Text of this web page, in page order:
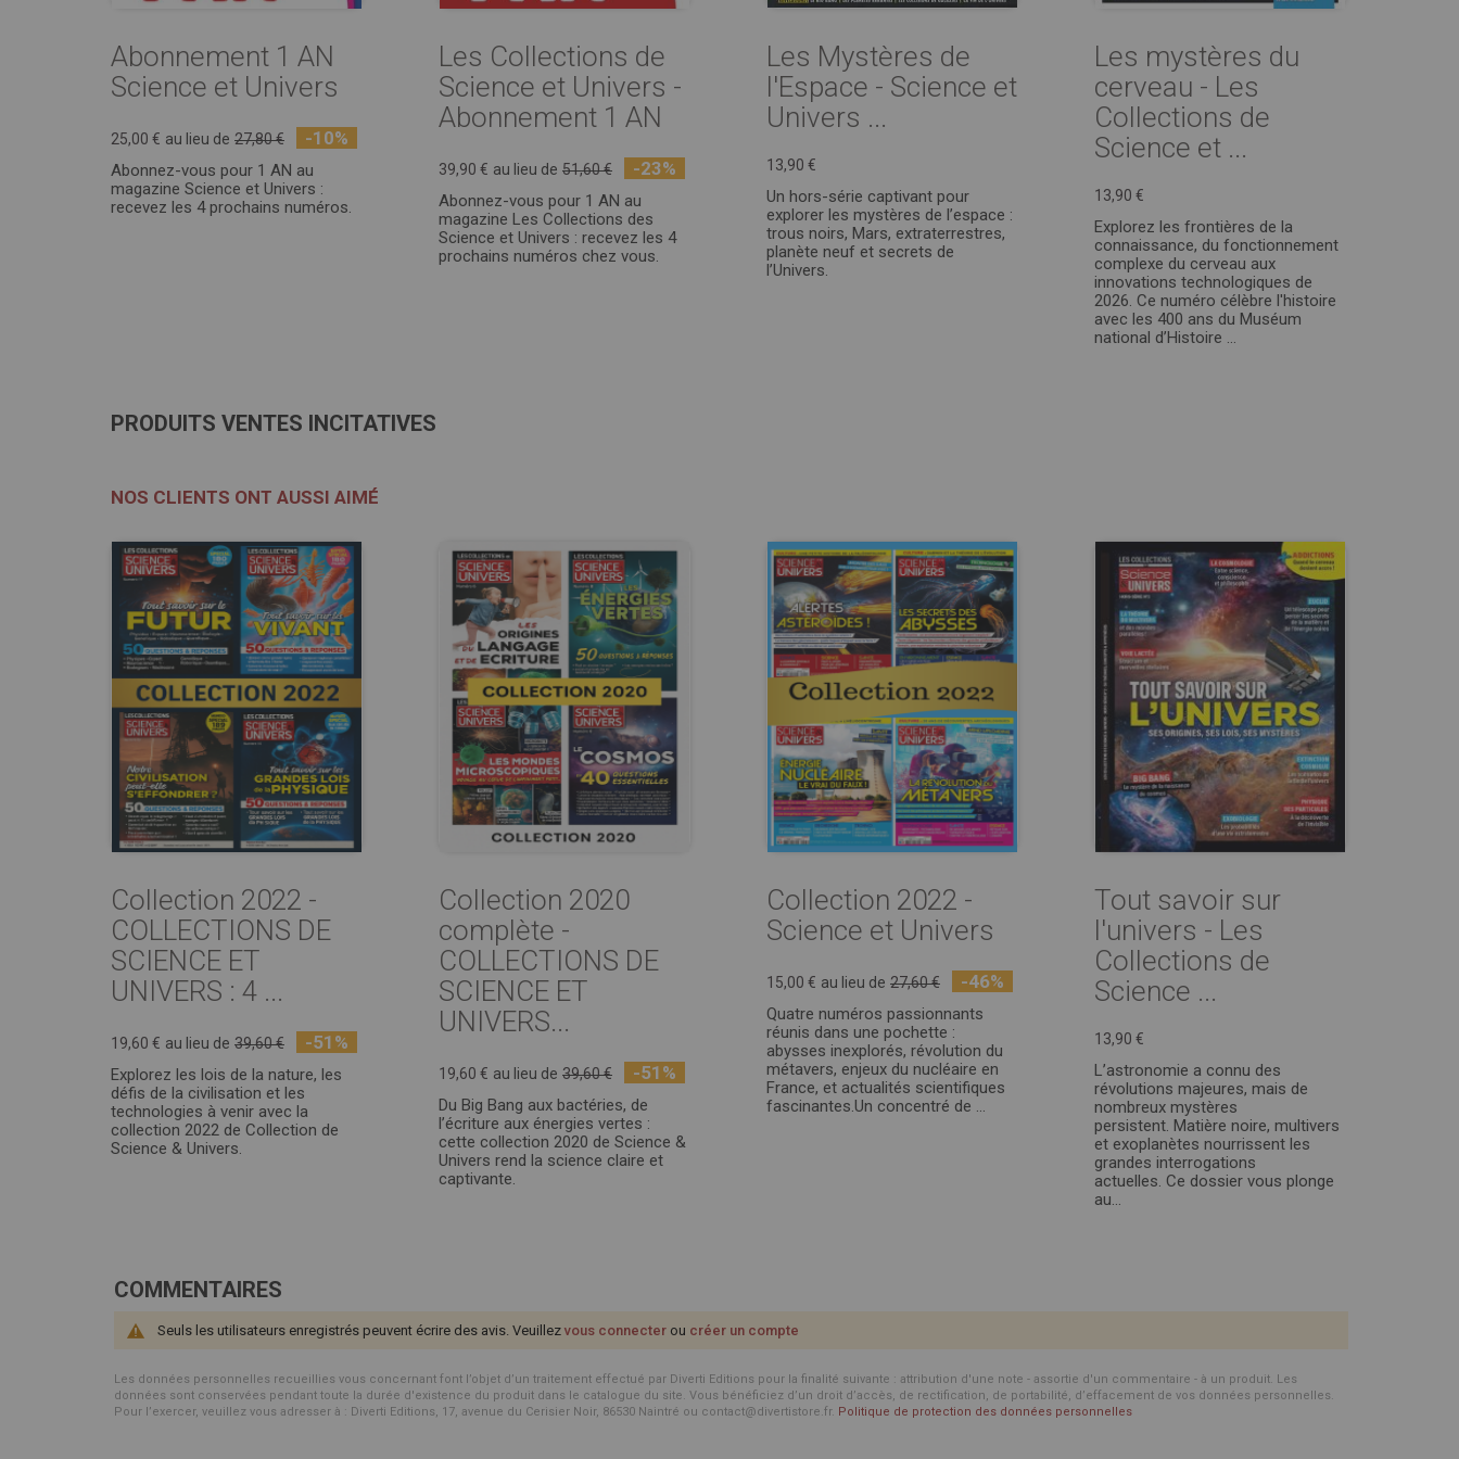
Abonnement 1 AN
Science et Univers
25,00 € au lieu de 27,80 € -10%
Abonnez-vous pour 1 AN au
magazine Science et Univers :
recevez les 4 prochains numéros.
Les Collections de
Science et Univers -
Abonnement 1 AN
39,90 € au lieu de 51,60 € -23%
Abonnez-vous pour 1 AN au
magazine Les Collections des
Science et Univers : recevez les 4
prochains numéros chez vous.
Les Mystères de
l'Espace - Science et
Univers ...
13,90 €
Un hors-série captivant pour
explorer les mystères de l’espace :
trous noirs, Mars, extraterrestres,
planète neuf et secrets de
l’Univers.
Les mystères du
cerveau - Les
Collections de
Science et ...
13,90 €
Explorez les frontières de la
connaissance, du fonctionnement
complexe du cerveau aux
innovations technologiques de
2026. Ce numéro célèbre l'histoire
avec les 400 ans du Muséum
national d’Histoire ...
PRODUITS VENTES INCITATIVES
NOS CLIENTS ONT AUSSI AIMÉ
Collection 2022 -
COLLECTIONS DE
SCIENCE ET
UNIVERS : 4 ...
19,60 € au lieu de 39,60 € -51%
Explorez les lois de la nature, les
défis de la civilisation et les
technologies à venir avec la
collection 2022 de Collection de
Science & Univers.
Collection 2020
complète -
COLLECTIONS DE
SCIENCE ET
UNIVERS...
19,60 € au lieu de 39,60 € -51%
Du Big Bang aux bactéries, de
l’écriture aux énergies vertes :
cette collection 2020 de Science &
Univers rend la science claire et
captivante.
Collection 2022 -
Science et Univers
15,00 € au lieu de 27,60 € -46%
Quatre numéros passionnants
réunis dans une pochette :
abysses inexplorés, révolution du
métavers, enjeux du nucléaire en
France, et actualités scientifiques
fascinantes.Un concentré de ...
Tout savoir sur
l'univers - Les
Collections de
Science ...
13,90 €
L’astronomie a connu des
révolutions majeures, mais de
nombreux mystères
persistent. Matière noire, multivers
et exoplanètes nourrissent les
grandes interrogations
actuelles. Ce dossier vous plonge
au...
COMMENTAIRES
Seuls les utilisateurs enregistrés peuvent écrire des avis. Veuillez vous connecter ou créer un compte
Les données personnelles recueillies vous concernant font l’objet d’un traitement effectué par Diverti Editions pour la finalité suivante : attribution d'une note - assortie d'un commentaire - à un produit. Les
données sont conservées pendant toute la durée d'existence du produit dans le catalogue du site. Vous bénéficiez d’un droit d’accès, de rectification, de portabilité, d’effacement de vos données personnelles.
Pour l’exercer, veuillez vous adresser à : Diverti Editions, 17, avenue du Cerisier Noir, 86530 Naintré ou contact@divertistore.fr. Politique de protection des données personnelles